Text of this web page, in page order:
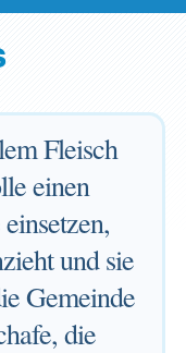
Fleisch
einen
und sie
Gemeinde
die